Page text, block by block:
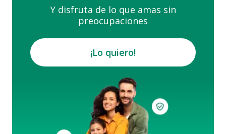
Y disfruta de lo que amas sin
preocupaciones
¡Lo quiero!